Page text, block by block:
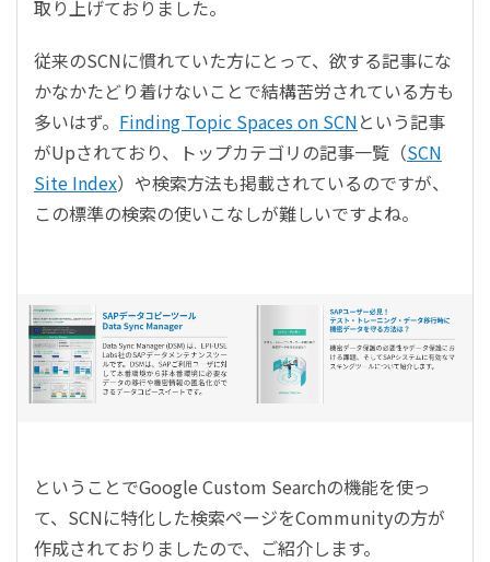
取り上げておりました。
従来のSCNに慣れていた方にとって、欲する記事にな
かなかたどり着けないことで結構苦労されている方も
多いはず。 Finding Topic Spaces on SCNという記事
がUpされており、トップカテゴリの記事一覧（SCN
Site Index）や検索方法も掲載されているのですが、
この標準の検索の使いこなしが難しいですよね。
ということでGoogle Custom Searchの機能を使っ
て、SCNに特化した検索ページをCommunityの方が
作成されておりましたので、ご紹介します。